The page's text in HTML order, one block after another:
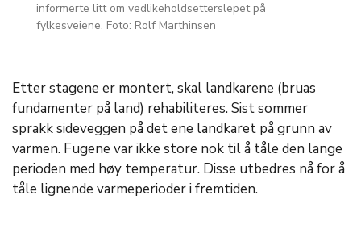
informerte litt om vedlikeholdsetterslepet på
fylkesveiene. Foto: Rolf Marthinsen
Etter stagene er montert, skal landkarene (bruas
fundamenter på land) rehabiliteres. Sist sommer
sprakk sideveggen på det ene landkaret på grunn av
varmen. Fugene var ikke store nok til å tåle den lange
perioden med høy temperatur. Disse utbedres nå for å
tåle lignende varmeperioder i fremtiden.